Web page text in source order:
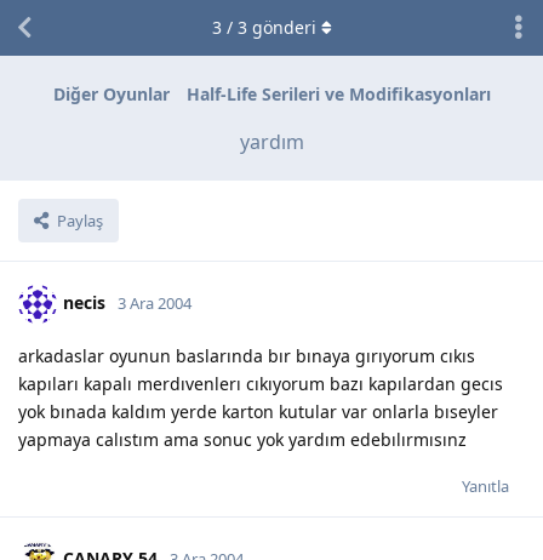
Diğer Oyunlar Half-Life Serileri ve Modifikasyonları
yardım
Paylaş
3 / 3 gönderi
necis 3 Ara 2004
arkadaslar oyunun baslarında bır bınaya gırıyorum cıkıs
kapıları kapalı merdıvenlerı cıkıyorum bazı kapılardan gecıs
yok bınada kaldım yerde karton kutular var onlarla bıseyler
yapmaya calıstım ama sonuc yok yardım edebılırmısınz
Yanıtla